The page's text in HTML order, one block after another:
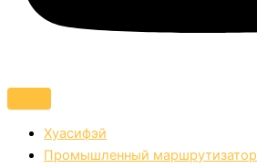
Хуасифэй
Промышленный маршрутизатор